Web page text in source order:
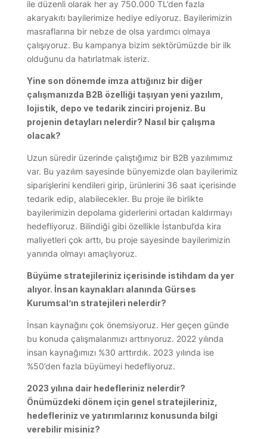
ile düzenli olarak her ay 750.000 TL’den fazla
akaryakıtı bayilerimize hediye ediyoruz. Bayilerimizin
masraflarına bir nebze de olsa yardımcı olmaya
çalışıyoruz. Bu kampanya bizim sektörümüzde bir ilk
olduğunu da hatırlatmak isteriz.
Yine son dönemde imza attığınız bir diğer
çalışmanızda B2B özelliği taşıyan yeni yazılım,
lojistik, depo ve tedarik zinciri projeniz. Bu
projenin detayları nelerdir? Nasıl bir çalışma
olacak?
Uzun süredir üzerinde çalıştığımız bir B2B yazılımımız
var. Bu yazılım sayesinde bünyemizde olan bayilerimiz
siparişlerini kendileri girip, ürünlerini 36 saat içerisinde
tedarik edip, alabilecekler. Bu proje ile birlikte
bayilerimizin depolama giderlerini ortadan kaldırmayı
hedefliyoruz. Bilindiği gibi özellikle İstanbul’da kira
maliyetleri çok arttı, bu proje sayesinde bayilerimizin
yanında olmayı amaçlıyoruz.
Büyüme stratejileriniz içerisinde istihdam da yer
alıyor. İnsan kaynakları alanında Gürses
Kurumsal’ın stratejileri nelerdir?
İnsan kaynağını çok önemsiyoruz. Her geçen günde
bu konuda çalışmalarımızı arttırıyoruz. 2022 yılında
insan kaynağımızı %30 arttırdık. 2023 yılında ise
%50’den fazla büyümeyi hedefliyoruz.
2023 yılına dair hedefleriniz nelerdir?
Önümüzdeki dönem için genel stratejileriniz,
hedefleriniz ve yatırımlarınız konusunda bilgi
verebilir misiniz?